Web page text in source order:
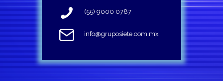
(55) 9000 0787
info@gruposiete.com.mx